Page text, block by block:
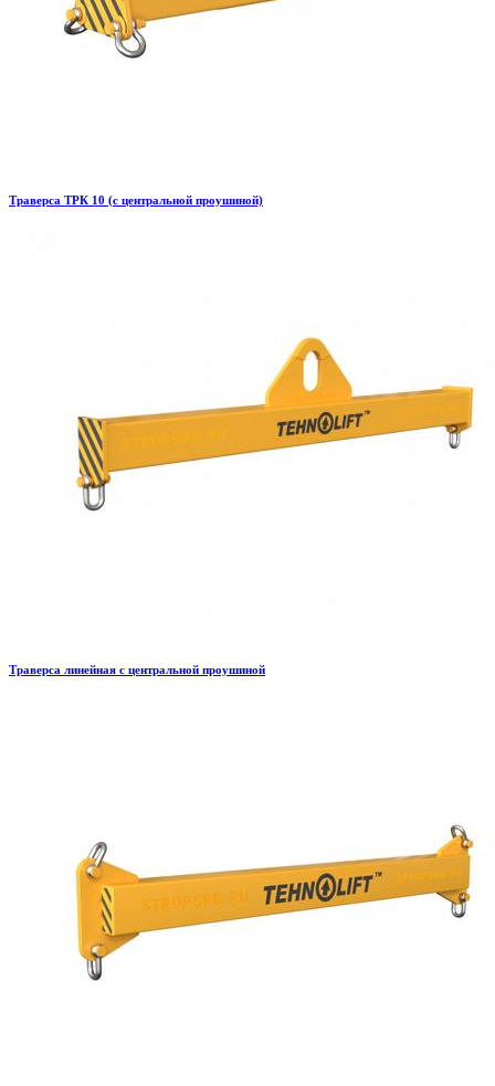
Траверса ТРК 10 (с центральной проушиной)
Траверса линейная с центральной проушиной